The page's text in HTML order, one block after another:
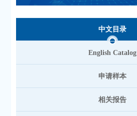
中文目录
English Catalog
申请样本
相关报告